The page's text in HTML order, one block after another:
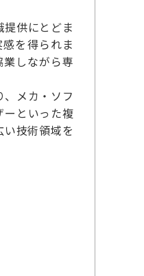
供にとどま
を得られま
しながら専
メカ・ソフ
といった複
技術領域を